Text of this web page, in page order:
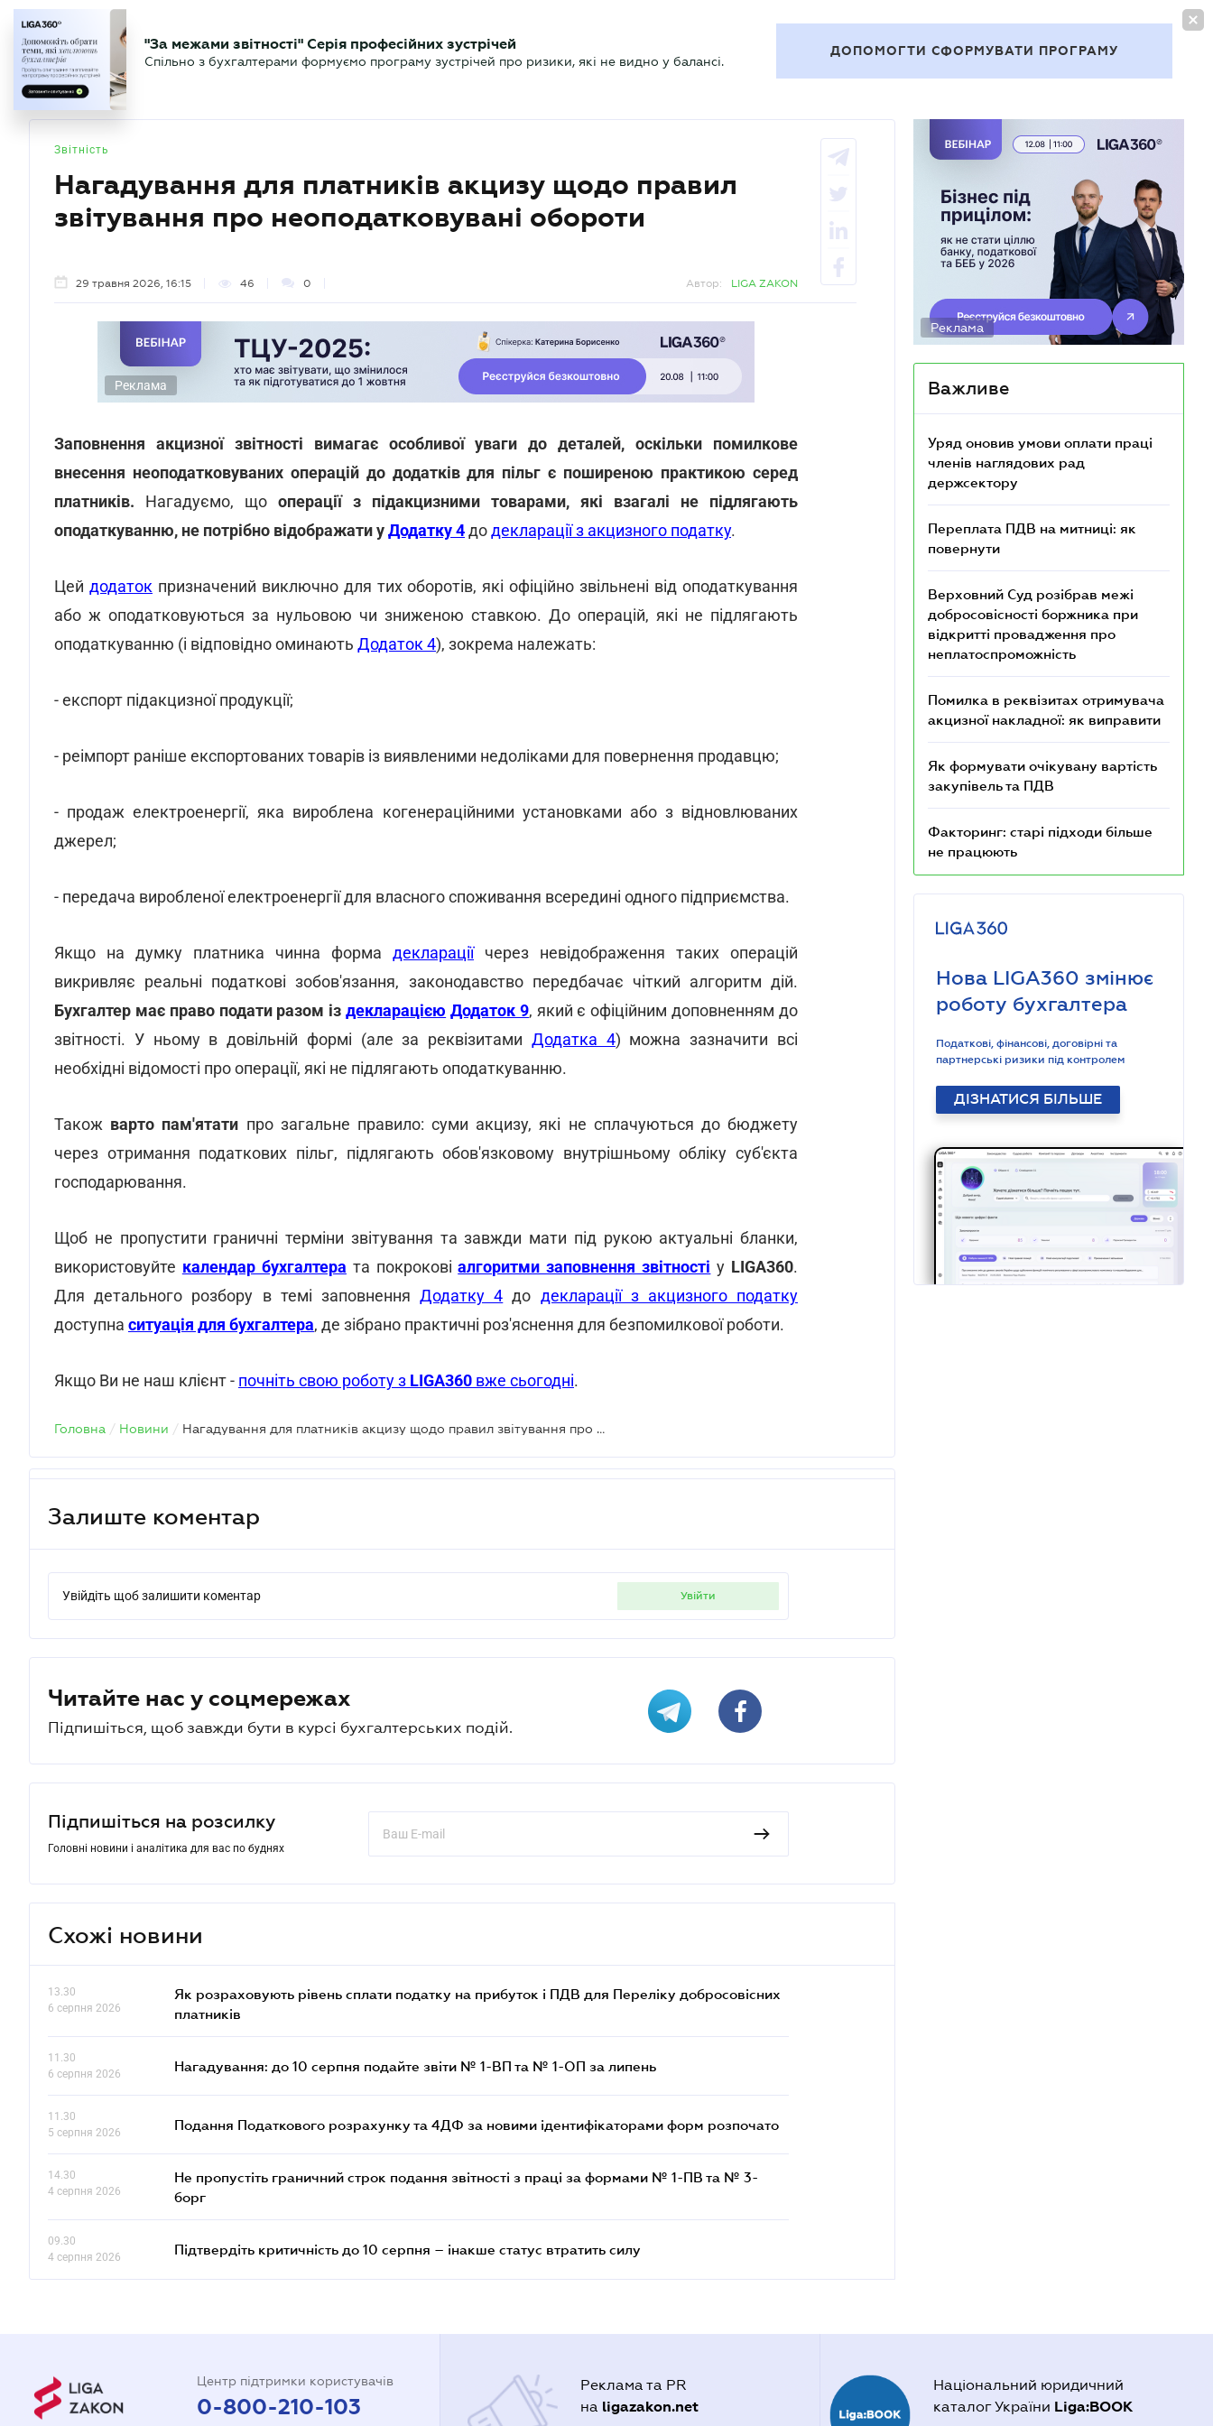
БУХГАЛТЕР Новини Аналітика Календар Актуально
"За межами звітності" Серія професійних зустрічей
Спільно з бухгалтерами формуємо програму зустрічей про ризики, які не видно у балансі.
ДОПОМОГТИ СФОРМУВАТИ ПРОГРАМУ
Звітність
Нагадування для платників акцизу щодо правил
звітування про неоподатковувані обороти
29 травня 2026, 16:15 46 0 Автор: LIGA ZAKON
Реклама
Заповнення акцизної звітності вимагає особливої уваги до деталей, оскільки помилкове
внесення неоподатковуваних операцій до додатків для пільг є поширеною практикою серед
платників. Нагадуємо, що операції з підакцизними товарами, які взагалі не підлягають
оподаткуванню, не потрібно відображати уДодатку 4додекларації з акцизного податку.
Цей додаток призначений виключно для тих оборотів, які офіційно звільнені від оподаткування
або ж оподатковуються за нульовою чи зниженою ставкою. До операцій, які не підлягають
оподаткуванню (і відповідно оминають Додаток 4), зокрема належать:
- експорт підакцизної продукції;
- реімпорт раніше експортованих товарів із виявленими недоліками для повернення продавцю;
- продаж електроенергії, яка вироблена когенераційними установками або з відновлюваних
джерел;
- передача виробленої електроенергії для власного споживання всередині одного підприємства.
Якщо на думку платника чинна форма деклараціїчерез невідображення таких операцій
викривляє реальні податкові зобов'язання, законодавство передбачає чіткий алгоритм дій.
Бухгалтер має право подати разом іздекларацією Додаток 9, який є офіційним доповненням до
звітності. У ньому в довільній формі (але за реквізитами Додатка 4) можна зазначити всі
необхідні відомості про операції, які не підлягають оподаткуванню.
Також варто пам'ятати про загальне правило: суми акцизу, які не сплачуються до бюджету
через отримання податкових пільг, підлягають обов'язковому внутрішньому обліку суб'єкта
господарювання.
Щоб не пропустити граничні терміни звітування та завжди мати під рукою актуальні бланки,
використовуйте календар бухгалтера та покроковіалгоритми заповнення звітності у LIGA360.
Для детального розбору в темі заповнення Додатку 4 до декларації з акцизного податку
доступна ситуація для бухгалтера, де зібрано практичні роз'яснення для безпомилкової роботи.
Якщо Ви не наш клієнт - почніть свою роботу з LIGA360 вже сьогодні.
Головна / Новини / Нагадування для платників акцизу щодо правил звітування про неоподатковувані обороти
Залиште коментар
Увійдіть щоб залишити коментар увійти
Читайте нас у соцмережах
Підпишіться, щоб завжди бути в курсі бухгалтерських подій.
Підпишіться на розсилку
Головні новини і аналітика для вас по буднях
Схожі новини
13.30
6 серпня 2026
Як розраховують рівень сплати податку на прибуток і ПДВ для Переліку добросовісних
платників
11.30
6 серпня 2026
Нагадування: до 10 серпня подайте звіти № 1-ВП та № 1-ОП за липень
11.30
5 серпня 2026
Подання Податкового розрахунку та 4ДФ за новими ідентифікаторами форм розпочато
14.30
4 серпня 2026
Не пропустіть граничний строк подання звітності з праці за формами № 1-ПВ та № 3-
борг
09.30
4 серпня 2026
Підтвердіть критичність до 10 серпня – інакше статус втратить силу
Реклама
Важливе
Уряд оновив умови оплати праці
членів наглядових рад
держсектору
Переплата ПДВ на митниці: як
повернути
Верховний Суд розібрав межі
добросовісності боржника при
відкритті провадження про
неплатоспроможність
Помилка в реквізитах отримувача
акцизної накладної: як виправити
Як формувати очікувану вартість
закупівель та ПДВ
Факторинг: старі підходи більше
не працюють
Нова LIGA360 змінює
роботу бухгалтера
Податкові, фінансові, договірні та
партнерські ризики під контролем
ДІЗНАТИСЯ БІЛЬШЕ
Центр підтримки користувачів
0-800-210-103
Реклама та PR
на ligazakon.net
Національний юридичний
каталог України Liga:BOOK